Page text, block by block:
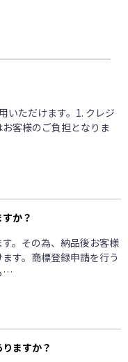
いただけます。1. クレジ
客様のご負担となりま
か？
。その為、納品後お客様
す。商標登録申請を行う
…
ますか？